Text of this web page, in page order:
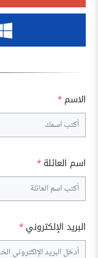
الاسم *
اسم العائلة *
البريد الإلكتروني *